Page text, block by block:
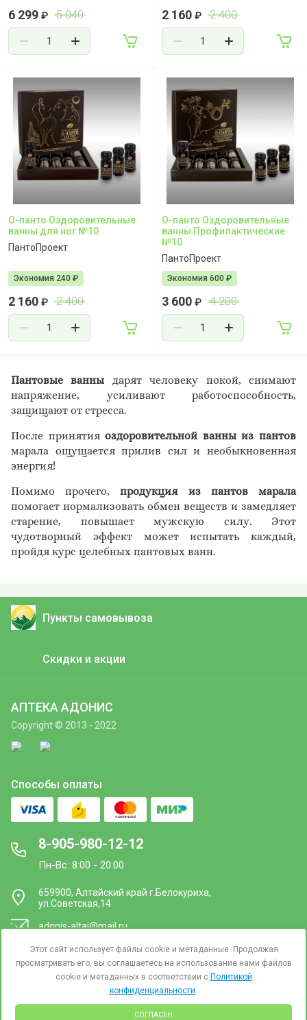
6 299 ₽ 5 040 2 160 ₽ 2 400
О-панто Оздоровительные
ванны для ног №10
ПантоПроект
Экономия 240 ₽
2 160 ₽ 2 400
О-панто Оздоровительные
ванны Профилактические
№10
ПантоПроект
Экономия 600 ₽
3 600 ₽ 4 200
Пантовые ванны дарят человеку покой, снимают
напряжение, усиливают работоспособность,
защищают от стресса.
После принятияоздоровительной ванны из пантов
марала ощущается прилив сил и необыкновенная
энергия!
Помимо прочего,продукция из пантов марала
помогает нормализовать обмен веществ и замедляет
старение, повышает мужскую силу. Этот
чудотворный эффект может испытать каждый,
пройдя курс целебных пантовых ванн.
Пункты самовывоза
Скидки и акции
АПТЕКА АДОНИС
Copyright © 2013 - 2022
Способы оплаты
8-905-980-12-12
Пн-Вс: 8:00 - 20:00
659900, Алтайский край г.Белокуриха,
ул.Советская,14
adonis-altai@mail.ru
Юридическим лицам
Этот сайт использует файлы cookie и метаданные. Продолжая
просматривать его, вы соглашаетесь на использование нами файлов
cookie и метаданных в соответствии с Политикой
конфиденциальности.
СОГЛАСЕН